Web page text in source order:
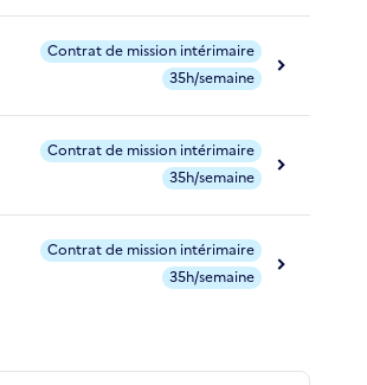
Contrat de mission intérimaire
35h/semaine
Contrat de mission intérimaire
35h/semaine
Contrat de mission intérimaire
35h/semaine